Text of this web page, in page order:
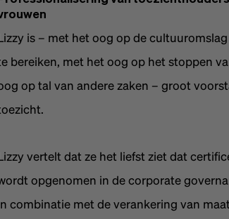
is – met het oog op de
bereiken, met het oog op het stoppen
op tal van andere zaken – groot
vertelt dat ze het liefst ziet dat
opgenomen in de corporate
combinatie met de verankering van